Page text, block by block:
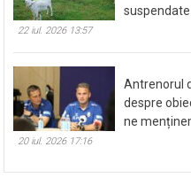
suspendate
22 iul. 2026 13:57
Antrenorul
despre
ne
20 iul. 2026 17:16